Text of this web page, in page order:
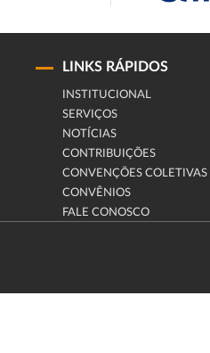
LINKS RÁPIDOS
INSTITUCIONAL
SERVIÇOS
NOTÍCIAS
CONTRIBUIÇÕES
CONVENÇÕES COLETIVAS
CONVÊNIOS
FALE CONOSCO